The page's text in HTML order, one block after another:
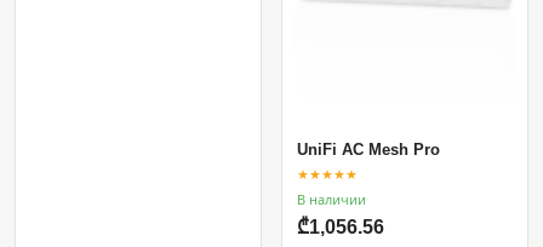
UniFi AC Mesh Pro
★★★★★
В наличии
₾1,056.56